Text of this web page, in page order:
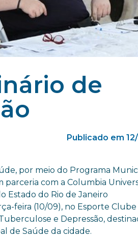
de
Publicado em
por meio do Programa
com a Columbia
Estado do Rio de Janeiro
feira (10/09), no Esporte Clube
e Depressão,
de Saúde da cidade.